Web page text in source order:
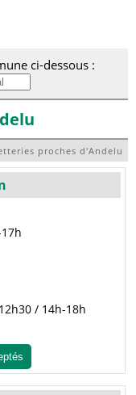
ci-dessous :
proches d'Andelu
/ 14h-18h